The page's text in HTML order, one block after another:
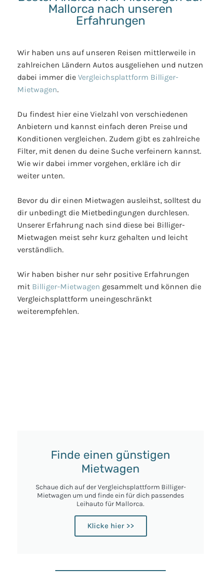
Mallorca nach unseren
Erfahrungen
Wir haben uns auf unseren Reisen mittlerweile in
zahlreichen Ländern Autos ausgeliehen und nutzen
dabei immer die Vergleichsplattform Billiger-
Mietwagen.
Du findest hier eine Vielzahl von verschiedenen
Anbietern und kannst einfach deren Preise und
Konditionen vergleichen. Zudem gibt es zahlreiche
Filter, mit denen du deine Suche verfeinern kannst.
Wie wir dabei immer vorgehen, erkläre ich dir
weiter unten.
Bevor du dir einen Mietwagen ausleihst, solltest du
dir unbedingt die Mietbedingungen durchlesen.
Unserer Erfahrung nach sind diese bei Billiger-
Mietwagen meist sehr kurz gehalten und leicht
verständlich.
Wir haben bisher nur sehr positive Erfahrungen
mit Billiger-Mietwagen gesammelt und können die
Vergleichsplattform uneingeschränkt
weiterempfehlen.
Finde einen günstigen
Mietwagen
Schaue dich auf der Vergleichsplattform Billiger-
Mietwagen um und finde ein für dich passendes
Leihauto für Mallorca.
Klicke hier >>